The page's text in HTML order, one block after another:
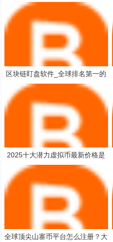
交易所排行榜
区块链盯盘软件_全球排名第一的
数字货币交易所_国人买币软件
2025十大潜力虚拟币最新价格是
多少呢2025年最有潜力的虚拟币
全球顶尖山寨币平台怎么注册？大